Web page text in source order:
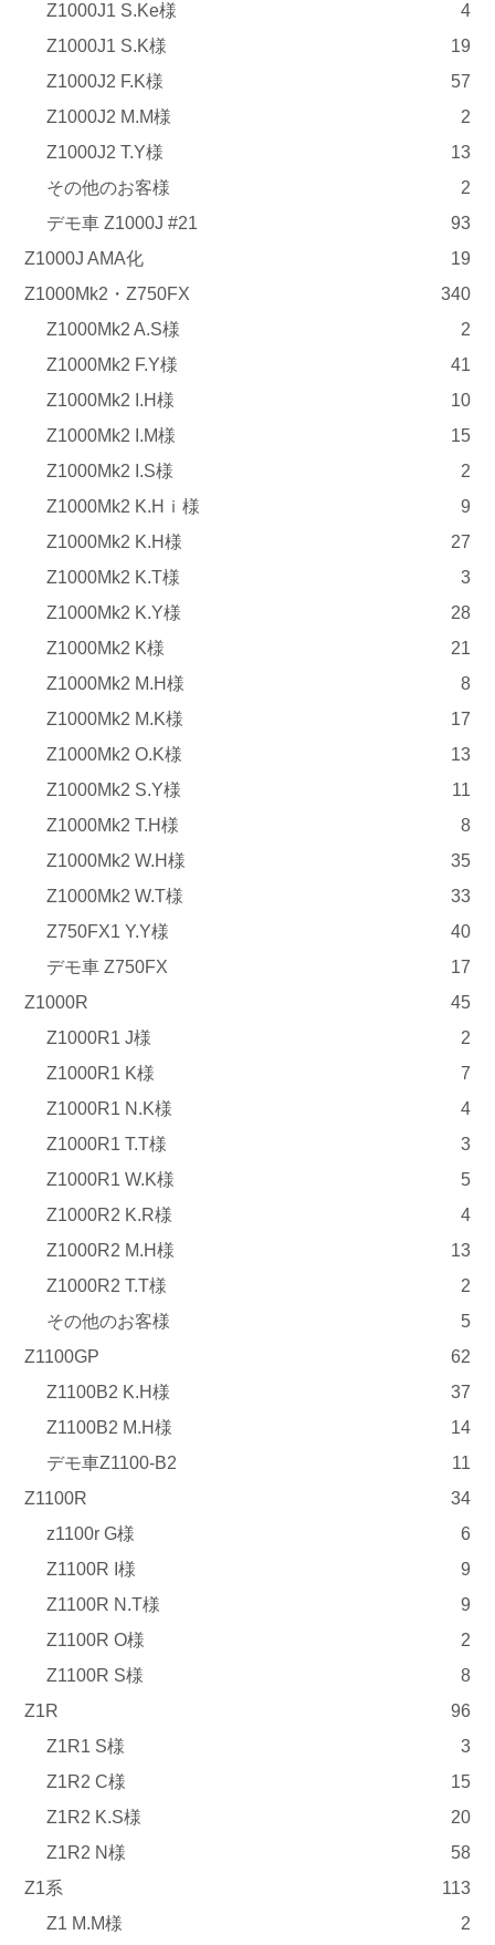
Z1000J1 S.Ke様
4
Z1000J1 S.K様
19
Z1000J2 F.K様
57
Z1000J2 M.M様
2
Z1000J2 T.Y様
13
その他のお客様
2
デモ車 Z1000J #21
93
Z1000J AMA化
19
Z1000Mk2・Z750FX
340
Z1000Mk2 A.S様
2
Z1000Mk2 F.Y様
41
Z1000Mk2 I.H様
10
Z1000Mk2 I.M様
15
Z1000Mk2 I.S様
2
Z1000Mk2 K.Hｉ様
9
Z1000Mk2 K.H様
27
Z1000Mk2 K.T様
3
Z1000Mk2 K.Y様
28
Z1000Mk2 K様
21
Z1000Mk2 M.H様
8
Z1000Mk2 M.K様
17
Z1000Mk2 O.K様
13
Z1000Mk2 S.Y様
11
Z1000Mk2 T.H様
8
Z1000Mk2 W.H様
35
Z1000Mk2 W.T様
33
Z750FX1 Y.Y様
40
デモ車 Z750FX
17
Z1000R
45
Z1000R1 J様
2
Z1000R1 K様
7
Z1000R1 N.K様
4
Z1000R1 T.T様
3
Z1000R1 W.K様
5
Z1000R2 K.R様
4
Z1000R2 M.H様
13
Z1000R2 T.T様
2
その他のお客様
5
Z1100GP
62
Z1100B2 K.H様
37
Z1100B2 M.H様
14
デモ車Z1100-B2
11
Z1100R
34
z1100r G様
6
Z1100R I様
9
Z1100R N.T様
9
Z1100R O様
2
Z1100R S様
8
Z1R
96
Z1R1 S様
3
Z1R2 C様
15
Z1R2 K.S様
20
Z1R2 N様
58
Z1系
113
Z1 M.M様
2